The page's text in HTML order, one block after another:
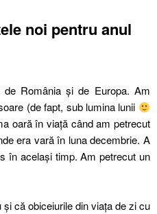
noi pentru anul
România și de Europa. Am
(de fapt, sub lumina lunii
oară în viață când am petrecut
era vară în luna decembrie. A
în același timp. Am petrecut un
că obiceiurile din viața de zi cu